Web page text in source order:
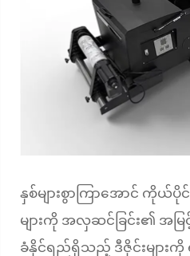
နှစ်များစွာကြာအောင် ကိုယ်ပို
များကို အလှဆင်ခြင်း၏ အမြ
ခံနိုင်ရည်ရှိသည့် ဒီဇိုင်းများ